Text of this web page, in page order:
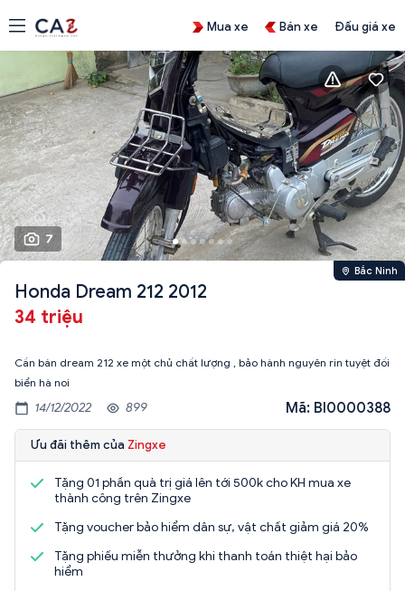
Mua xe Bán xe Đấu giá xe
7
Bắc Ninh
Honda Dream 212 2012
34 triệu
Cần bán dream 212 xe một chủ chất lượng , bảo hành nguyên rin tuyệt đối
biển hà noi
14/12/2022 899 Mã: BI0000388
Ưu đãi thêm của Zingxe
Tặng 01 phần quà trị giá lên tới 500k cho KH mua xe
thành công trên Zingxe
Tặng voucher bảo hiểm dân sự, vật chất giảm giá 20%
Tặng phiếu miễn thưởng khi thanh toán thiệt hại bảo
hiểm